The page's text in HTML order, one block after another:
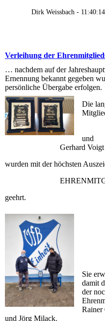
Dirk Weissbach -
Verleihung der
… nachdem auf der
Ernennung bekannt gegeben
persönliche Übergabe erfolgen.
Die
und
Gerhard Voigt
wurden mit der höchsten
geehrt.
Sie
damit
der
Rainer
und Jörg Milack.